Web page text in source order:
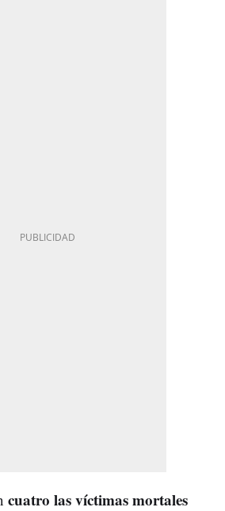
cuatro las víctimas mortales